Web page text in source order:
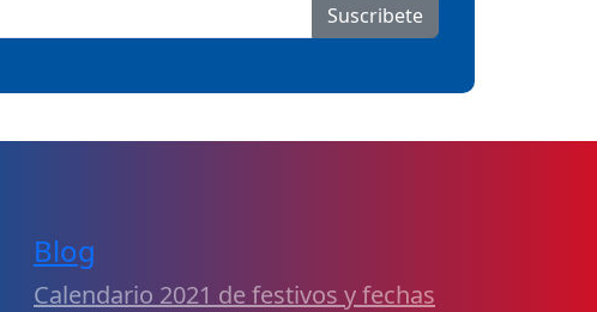
Suscribete
Blog
Calendario 2021 de festivos y fechas